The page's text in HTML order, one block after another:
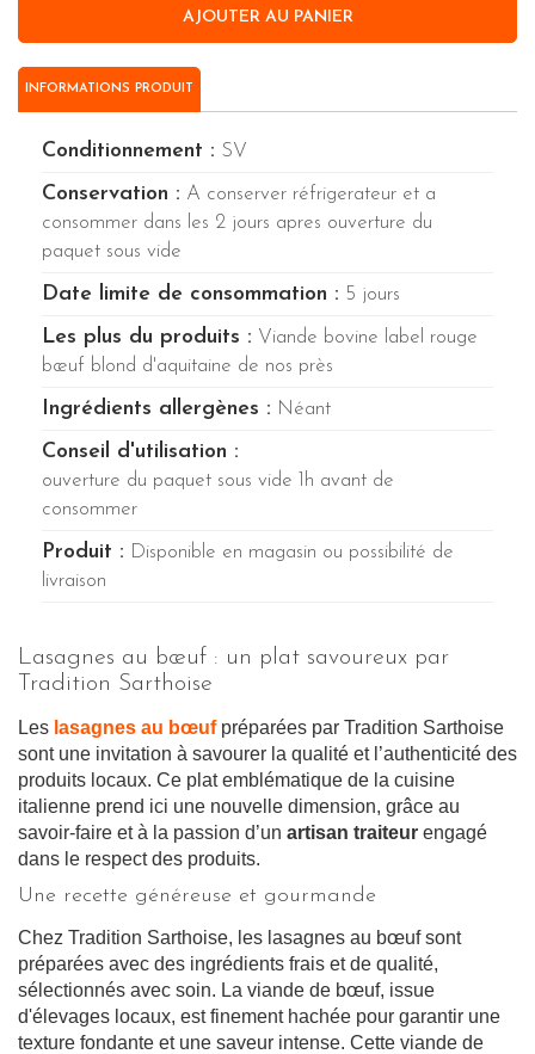
INFORMATIONS PRODUIT
Conditionnement : SV
Conservation : A conserver réfrigerateur et a
consommer dans les 2 jours apres ouverture du
paquet sous vide
Date limite de consommation : 5 jours
Les plus du produits : Viande bovine label rouge
bœuf blond d'aquitaine de nos près
Ingrédients allergènes : Néant
Conseil d'utilisation :
ouverture du paquet sous vide 1h avant de
consommer
Produit : Disponible en magasin ou possibilité de
livraison
Lasagnes au bœuf : un plat savoureux par
Tradition Sarthoise
Les lasagnes au bœufpréparées par Tradition Sarthoise
sont une invitation à savourer la qualité et l’authenticité des
produits locaux. Ce plat emblématique de la cuisine
italienne prend ici une nouvelle dimension, grâce au
savoir-faire et à la passion d’un artisan traiteur engagé
dans le respect des produits.
Une recette généreuse et gourmande
Chez Tradition Sarthoise, les lasagnes au bœuf sont
préparées avec des ingrédients frais et de qualité,
sélectionnés avec soin. La viande de bœuf, issue
d'élevages locaux, est finement hachée pour garantir une
texture fondante et une saveur intense. Cette viande de